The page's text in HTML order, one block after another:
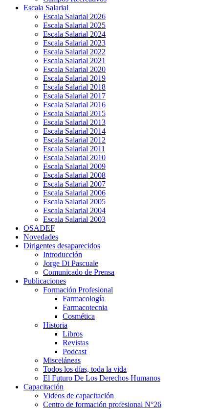
Escala Salarial
Escala Salarial 2026
Escala Salarial 2025
Escala Salarial 2024
Escala Salarial 2023
Escala Salarial 2022
Escala Salarial 2021
Escala Salarial 2020
Escala Salarial 2019
Escala Salarial 2018
Escala Salarial 2017
Escala Salarial 2016
Escala Salarial 2015
Escala Salarial 2013
Escala Salarial 2014
Escala Salarial 2012
Escala Salarial 2011
Escala Salarial 2010
Escala Salarial 2009
Escala Salarial 2008
Escala Salarial 2007
Escala Salarial 2006
Escala Salarial 2005
Escala Salarial 2004
Escala Salarial 2003
OSADEF
Novedades
Dirigentes desaparecidos
Introducción
Jorge Di Pascuale
Comunicado de Prensa
Publicaciones
Formación Profesional
Farmacología
Farmacotecnia
Cosmética
Historia
Libros
Revistas
Podcast
Misceláneas
Todos los días, toda la vida
El Futuro De Los Derechos Humanos
Capacitación
Videos de capacitación
Centro de formación profesional N°26